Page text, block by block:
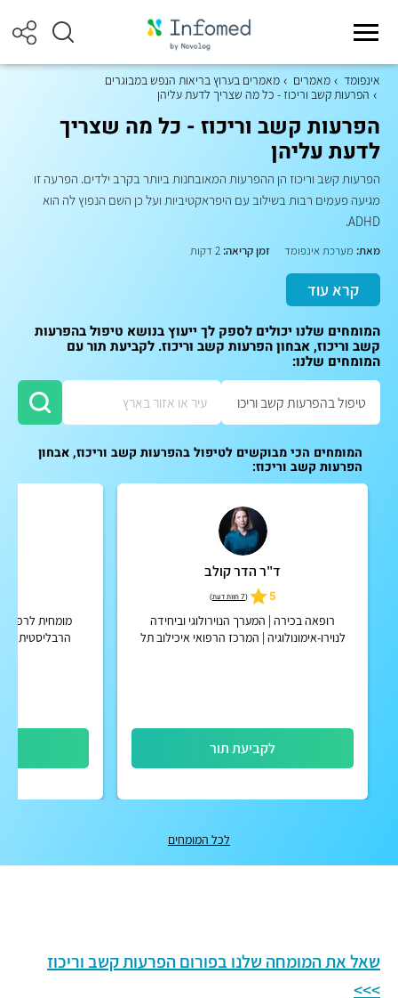
אינפומד מאמרים
מאמרים בערוץ בריאות הנפש במבוגרים
הפרעות קשב וריכוז - כל מה שצריך לדעת עליהן
הפרעות קשב וריכוז - כל מה שצריך
לדעת עליהן
הפרעות קשב וריכוז הן ההפרעות המאובחנות ביותר בקרב ילדים. הפרעה זו
מגיעה פעמים רבות בשילוב עם היפראקטיביות ועל כן השם הנפוץ לה הוא
ADHD.
מאת: מערכת אינפומד זמן קריאה:
קרא עוד
המומחים שלנו יכולים לספק לך ייעוץ בנושא טיפול בהפרעות
קשב וריכוז, אבחון הפרעות קשב וריכוז. לקביעת תור עם
המומחים שלנו:
המומחים הכי מבוקשים לטיפול בהפרעות קשב וריכוז, אבחון
הפרעות קשב וריכוז:
ד"ר הדר קולב
5
(7 חוות דעת )
רופאה בכירה | המערך הנוירולוגי וביחידה
לנוירו-אימונולוגיה | המרכז הרפואי איכילוב תל
לקביעת תור
לכל המומחים
שאל את המומחה שלנו בפורום הפרעות קשב וריכוז
>>>